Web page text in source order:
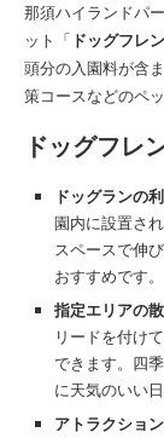
那須ハイランドパ
ット「 ドッグフレ
頭分の入園料が含
策コースなどのペ
ドッグフレ
ドッグランの
園内に設置さ
スペースで伸
おすすめです。
指定エリアの
リードを付け
できます。四
に天気のいい
アトラクショ